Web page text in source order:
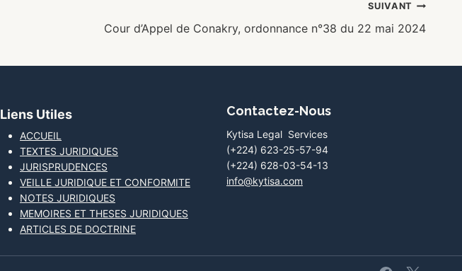
SUIVANT
Cour d’Appel de Conakry, ordonnance n°38 du 22 mai 2024
Liens Utiles
ACCUEIL
TEXTES JURIDIQUES
JURISPRUDENCES
VEILLE JURIDIQUE ET CONFORMITE
NOTES JURIDIQUES
MEMOIRES ET THESES JURIDIQUES
ARTICLES DE DOCTRINE
Contactez-Nous
Kytisa Legal Services
(+224) 623-25-57-94
(+224) 628-03-54-13
info@kytisa.com